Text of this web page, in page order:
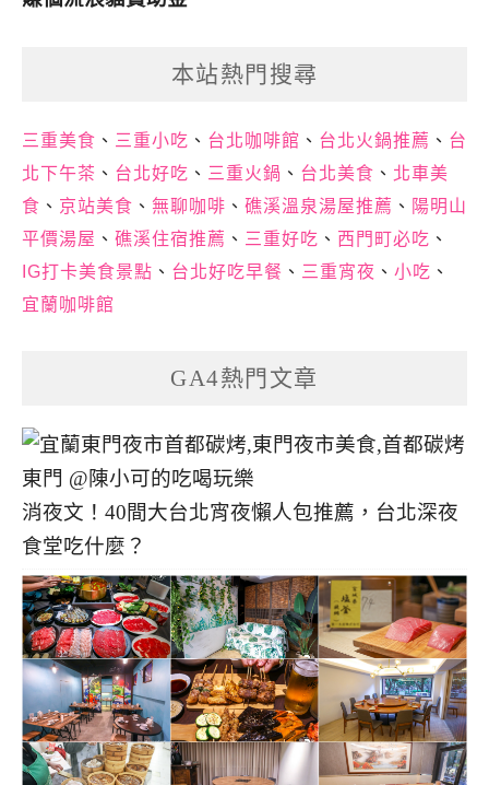
本站熱門搜尋
三重美食 、 三重小吃 、 台北咖啡館 、 台北火鍋推薦 、 台
北下午茶 、 台北好吃 、 三重火鍋 、 台北美食 、 北車美
食 、 京站美食 、 無聊咖啡 、 礁溪溫泉湯屋推薦 、 陽明山
平價湯屋 、 礁溪住宿推薦 、 三重好吃 、 西門町必吃 、
IG打卡美食景點 、 台北好吃早餐 、 三重宵夜 、 小吃 、
宜蘭咖啡館
GA4熱門文章
消夜文！40間大台北宵夜懶人包推薦，台北深夜
食堂吃什麼？